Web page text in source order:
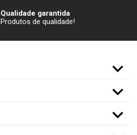
Qualidade garantida
Produtos de qualidade!